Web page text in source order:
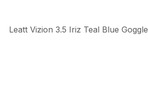
Leatt Vizion 3.5 Iriz Teal Blue Goggle